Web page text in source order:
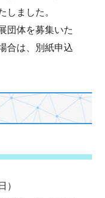
しました。
団体を募集いた
合は、別紙申込
）